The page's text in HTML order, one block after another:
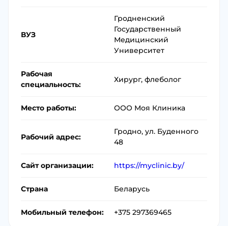
ВУЗ
Гродненский
Государственный
Медицинский
Университет
Рабочая
специальность:
Хирург, флеболог
Место работы: ООО Моя Клиника
Рабочий адрес:
Гродно, ул. Буденного
48
Сайт организации: https://myclinic.by/
Страна Беларусь
Мобильный телефон: +375 297369465